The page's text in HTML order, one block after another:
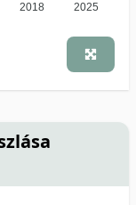
2018 2025